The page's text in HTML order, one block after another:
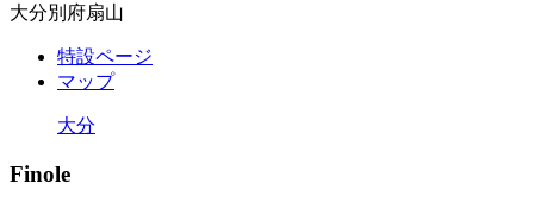
大分別府扇山
特設ページ
マップ
大分
Finole